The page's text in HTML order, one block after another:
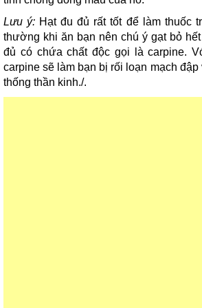
Lưu ý: Hạt đu đủ rất tốt để làm thuốc
thường khi ăn bạn nên chú ý gạt bỏ
đủ có chứa chất độc gọi là carpine.
carpine sẽ làm bạn bị rối loạn mạch
thống thần kinh./.